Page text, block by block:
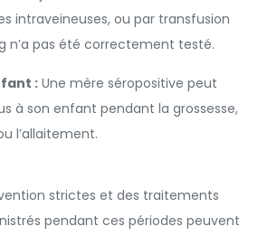
intraveineuses, ou par transfusion
n’a pas été correctement testé.
:Une mère séropositive peut
à son enfant pendant la grossesse,
l’allaitement.
strictes et des traitements
pendant ces périodes peuvent